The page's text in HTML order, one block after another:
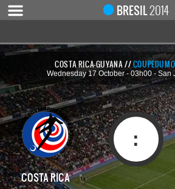
Notice : Undefined index: live [
BRESIL2014
ACCUEIL
ACTUALITÉ
COUPE DU MONDE 2019
MONDIAL 2014
CALENDRIER / RÉSULTATS
QUARTS DE FINALE
COSTA RICA-GUYANA //
Wednesday 17 October - 03h00 - San
COSTA RICA
: